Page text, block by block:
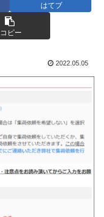
はてブ
コピー
2022.05.05